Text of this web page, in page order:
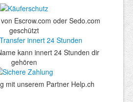
Escrow.com oder Sedo.com
geschützt
kann innert 24 Stunden dir
gehören
mit unserem Partner Help.ch